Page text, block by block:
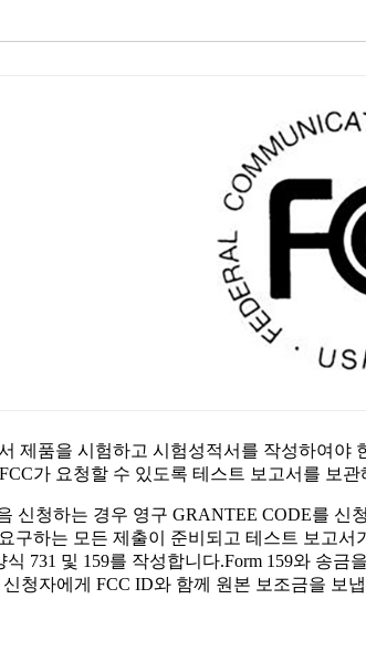
제품을 시험하고 시험성적서를 작성하여야
가 요청할 수 있도록 테스트 보고서를 보관
신청하는 경우 영구 GRANTEE CODE를 신
하는 모든 제출이 준비되고 테스트 보고서
731 및 159를 작성합니다.Form 159와 송금
청자에게 FCC ID와 함께 원본 보조금을 보